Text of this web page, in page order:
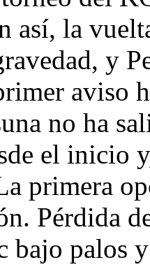
así, la
y
aviso
no ha
el inicio
primera
Pérdida
bajo palos